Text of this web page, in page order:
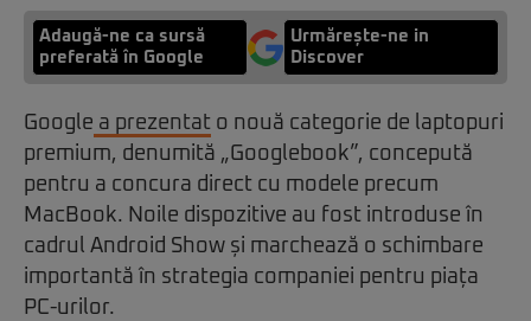
Adaugă-ne ca sursă
preferată în Google
Urmărește-ne in
Discover
Google a prezentat o nouă categorie de laptopuri
premium, denumită „Googlebook”, concepută
pentru a concura direct cu modele precum
MacBook. Noile dispozitive au fost introduse în
cadrul Android Show și marchează o schimbare
importantă în strategia companiei pentru piața
PC-urilor.